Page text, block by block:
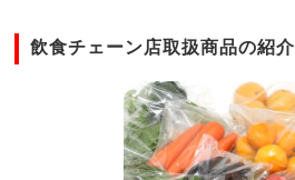
飲食チェーン店取扱商品の紹介